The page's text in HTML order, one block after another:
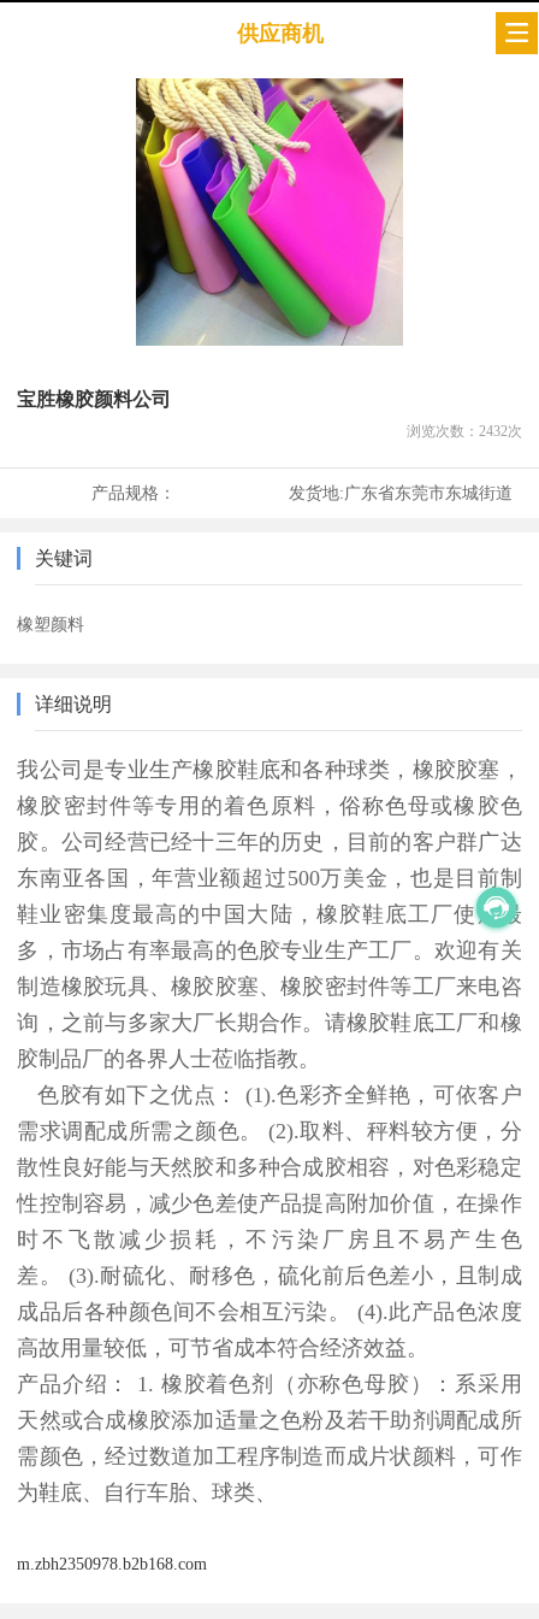
供应商机
宝胜橡胶颜料公司
浏览次数： 2432次
产品规格： 发货地:广东省东莞市东城街道
关键词
橡塑颜料
详细说明
我公司是专业生产橡胶鞋底和各种球类，橡胶胶塞，
橡胶密封件等专用的着色原料，俗称色母或橡胶色
胶。公司经营已经十三年的历史，目前的客户群广达
东南亚各国，年营业额超过500万美金，也是目前制
鞋业密集度最高的中国大陆，橡胶鞋底工厂使用最
多，市场占有率最高的色胶专业生产工厂。欢迎有关
制造橡胶玩具、橡胶胶塞、橡胶密封件等工厂来电咨
询，之前与多家大厂长期合作。请橡胶鞋底工厂和橡
胶制品厂的各界人士莅临指教。
色胶有如下之优点： (1).色彩齐全鲜艳，可依客户
需求调配成所需之颜色。 (2).取料、秤料较方便，分
散性良好能与天然胶和多种合成胶相容，对色彩稳定
性控制容易，减少色差使产品提高附加价值，在操作
时不飞散减少损耗，不污染厂房且不易产生色
差。 (3).耐硫化、耐移色，硫化前后色差小，且制成
成品后各种颜色间不会相互污染。 (4).此产品色浓度
高故用量较低，可节省成本符合经济效益。
产品介绍： 1. 橡胶着色剂（亦称色母胶）：系采用
天然或合成橡胶添加适量之色粉及若干助剂调配成所
需颜色，经过数道加工程序制造而成片状颜料，可作
为鞋底、自行车胎、球类、
m.zbh2350978.b2b168.com